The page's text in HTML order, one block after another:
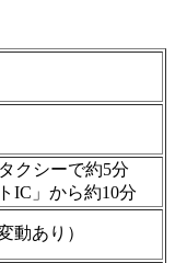
クシーで約5分
IC」から約10分
動あり）